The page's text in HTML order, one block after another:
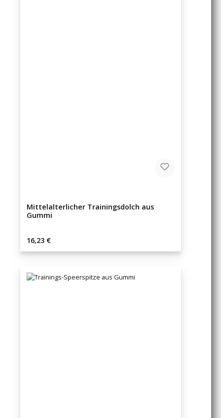
Mittelalterlicher Trainingsdolch aus
Gummi
Regulärer Preis:
16,23 €